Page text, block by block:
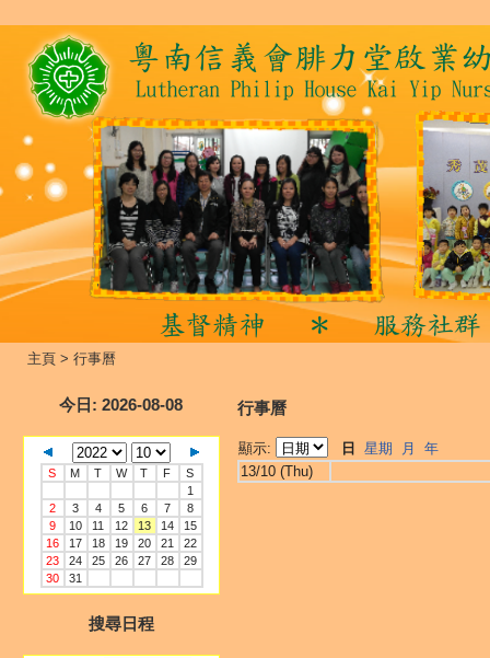
主頁 > 行事曆
今日 : 2026-08-08
S M T W T F
S
1
2
3 4 5 6 7
8
9
10 11 12 13 14
15
16
17 18 19 20 21
22
23
24 25 26 27 28
29
30
31
搜尋日程
行事曆
顯示: 日 星期 月
年
13/10 (Thu)